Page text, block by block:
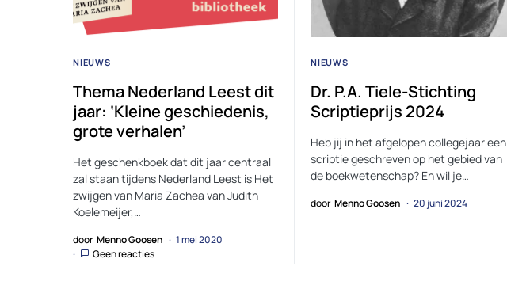
NIEUWS
Thema Nederland Leest dit
jaar: ‘Kleine geschiedenis,
grote verhalen’
Het geschenkboek dat dit jaar centraal
zal staan tijdens Nederland Leest is Het
zwijgen van Maria Zachea van Judith
Koelemeijer,…
door Menno Goosen
1 mei 2020
Geen reacties
NIEUWS
Dr. P.A. Tiele-Stichting
Scriptieprijs 2024
Heb jij in het afgelopen collegejaar een
scriptie geschreven op het gebied van
de boekwetenschap? En wil je…
door Menno Goosen 20 juni 2024